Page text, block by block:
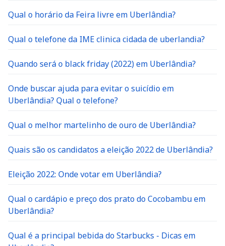
Qual o horário da Feira livre em Uberlândia?
Qual o telefone da IME clinica cidada de uberlandia?
Quando será o black friday (2022) em Uberlândia?
Onde buscar ajuda para evitar o suicídio em
Uberlândia? Qual o telefone?
Qual o melhor martelinho de ouro de Uberlândia?
Quais são os candidatos a eleição 2022 de Uberlândia?
Eleição 2022: Onde votar em Uberlândia?
Qual o cardápio e preço dos prato do Cocobambu em
Uberlândia?
Qual é a principal bebida do Starbucks - Dicas em